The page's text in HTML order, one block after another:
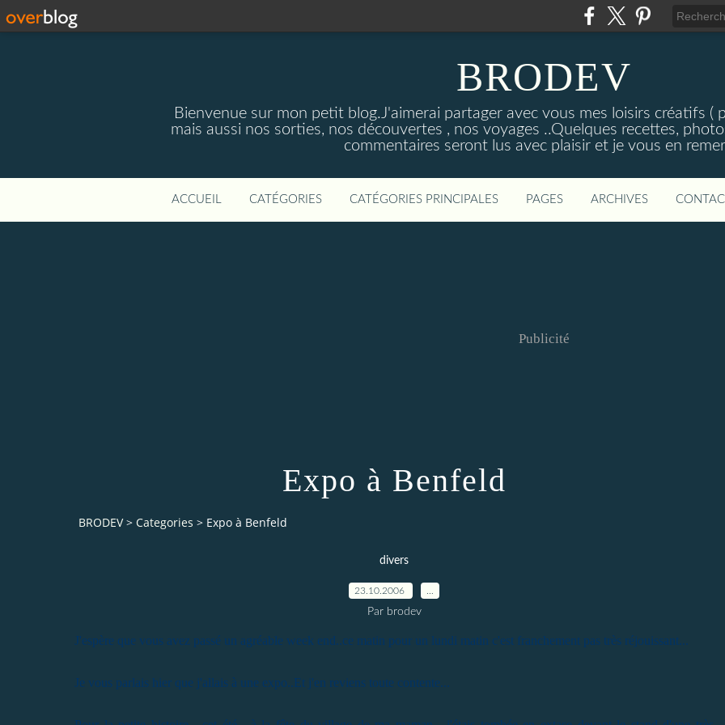
BRODEV
Bienvenue sur mon petit blog.J'aimerai partager avec vous mes loisirs créatifs (
mais aussi nos sorties, nos découvertes , nos voyages ..Quelques recettes,
commentaires seront lus avec plaisir et je vous en
ACCUEIL CATÉGORIES CATÉGORIES PRINCIPALES PAGES ARCHIVES
Publicité
Expo à Benfeld
BRODEV > Categories > Expo à Benfeld
divers
23.10.2006
Par brodev
J'espère que vous avez passé un agréable week end..ce matin pour un lundi matin c'est franchement pas très réjouissant...
Je vous parlais hier que j'allais à une expo..Et j'en reviens toute contente...